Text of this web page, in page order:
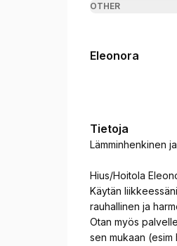
OTHER
Eleonora
Tietoja
Lämminhenkinen
Hius/Hoitola
Käytän
rauhallinen ja
Otan myös
sen mukaan